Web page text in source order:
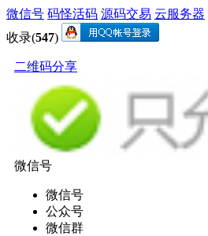
微信号 码怪活码 源码交易 云服务器
收录(547)
二维码分享
微信号
微信号
公众号
微信群